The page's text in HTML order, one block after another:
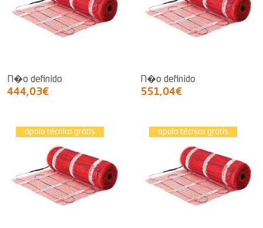
N�o definido
444,03€
N�o definido
551,04€
apoio técnico grátis apoio técnico grátis